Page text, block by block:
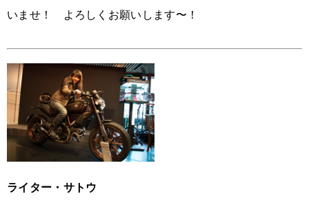
いませ！ よろしくお願いします〜！
ライター・サトウ